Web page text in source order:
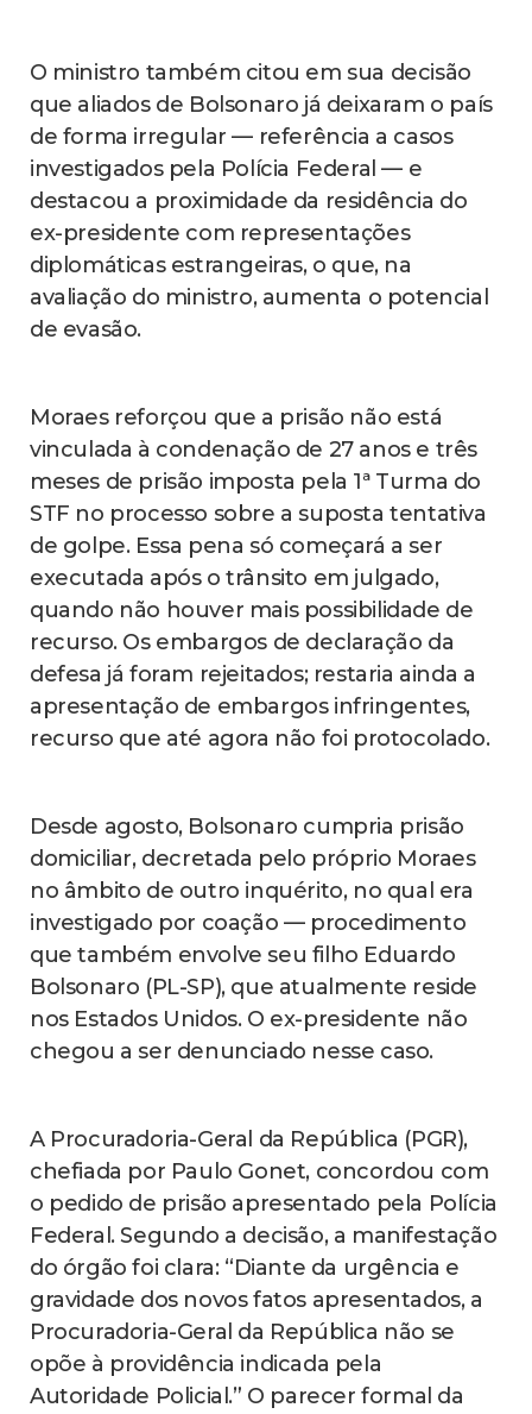
O ministro também citou em sua decisão
que aliados de Bolsonaro já deixaram o país
de forma irregular — referência a casos
investigados pela Polícia Federal — e
destacou a proximidade da residência do
ex-presidente com representações
diplomáticas estrangeiras, o que, na
avaliação do ministro, aumenta o potencial
de evasão.
Moraes reforçou que a prisão não está
vinculada à condenação de 27 anos e três
meses de prisão imposta pela 1ª Turma do
STF no processo sobre a suposta tentativa
de golpe. Essa pena só começará a ser
executada após o trânsito em julgado,
quando não houver mais possibilidade de
recurso. Os embargos de declaração da
defesa já foram rejeitados; restaria ainda a
apresentação de embargos infringentes,
recurso que até agora não foi protocolado.
Desde agosto, Bolsonaro cumpria prisão
domiciliar, decretada pelo próprio Moraes
no âmbito de outro inquérito, no qual era
investigado por coação — procedimento
que também envolve seu filho Eduardo
Bolsonaro (PL-SP), que atualmente reside
nos Estados Unidos. O ex-presidente não
chegou a ser denunciado nesse caso.
A Procuradoria-Geral da República (PGR),
chefiada por Paulo Gonet, concordou com
o pedido de prisão apresentado pela Polícia
Federal. Segundo a decisão, a manifestação
do órgão foi clara: “Diante da urgência e
gravidade dos novos fatos apresentados, a
Procuradoria-Geral da República não se
opõe à providência indicada pela
Autoridade Policial.” O parecer formal da